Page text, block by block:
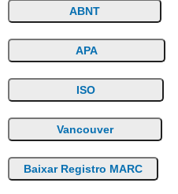
ABNT
APA
ISO
Vancouver
Baixar Registro MARC